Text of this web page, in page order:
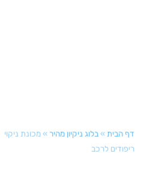
»בלוג ניקיון מהיר »מכונת ניקוי
ריפודים לרכב